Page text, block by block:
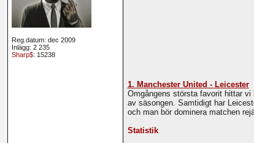
Reg.datum: dec 2009
Inlägg: 2 235
Sharp$: 15238
1. Manchester United - Leicester
Omgångens största favorit hittar
av säsongen. Samtidigt har
och man bör dominera matchen
Statistik